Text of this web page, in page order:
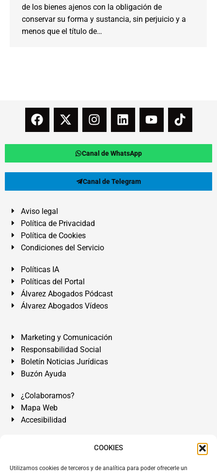
COOKIES
Utilizamos cookies de terceros y de analítica para poder ofrecerle un
de los bienes ajenos con la obligación de
conservar su forma y sustancia, sin perjuicio y a
menos que el título de…
Canal de WhatsApp
Canal de Telegram
Aviso legal
Política de Privacidad
Política de Cookies
Condiciones del Servicio
Políticas IA
Políticas del Portal
Álvarez Abogados Pódcast
Álvarez Abogados Vídeos
Marketing y Comunicación
Responsabilidad Social
Boletín Noticias Jurídicas
Buzón Ayuda
¿Colaboramos?
Mapa Web
Accesibilidad
Álvarez Abogados Tenerife:Calle Teobaldo Power Nº 7,
de Tenerife. Islas Canarias.